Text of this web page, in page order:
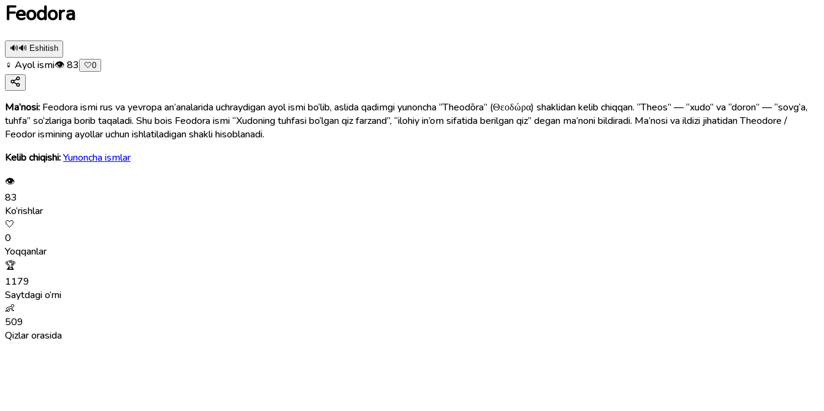
Feodora
🔊🔊 Eshitish
♀ Ayol ismi👁83 🤍0
Ma’nosi: Feodora ismi rus va yevropa an’analarida uchraydigan ayol ismi bo‘lib, aslida qadimgi yunoncha “Theodōra” (Θεοδώρα) shaklidan kelib chiqqan. “Theos” — “xudo” va “doron” — “sovg‘a,
tuhfa” so‘zlariga borib taqaladi. Shu bois Feodora ismi “Xudoning tuhfasi bo‘lgan qiz farzand”, “ilohiy in’om sifatida berilgan qiz” degan ma’noni bildiradi. Ma’nosi va ildizi jihatidan Theodore /
Feodor ismining ayollar uchun ishlatiladigan shakli hisoblanadi.
Kelib chiqishi:Yunoncha ismlar
👁
83
Ko‘rishlar
🤍
0
Yoqqanlar
🏆
1179
Saytdagi o‘rni
👶
509
Qizlar orasida